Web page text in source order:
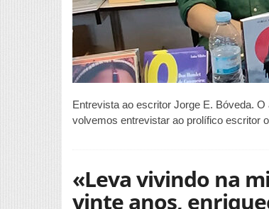
Entrevista ao escritor Jorge E. Bóveda.
volvemos entrevistar ao prolífico escritor
«Leva vivindo na
vinte anos,